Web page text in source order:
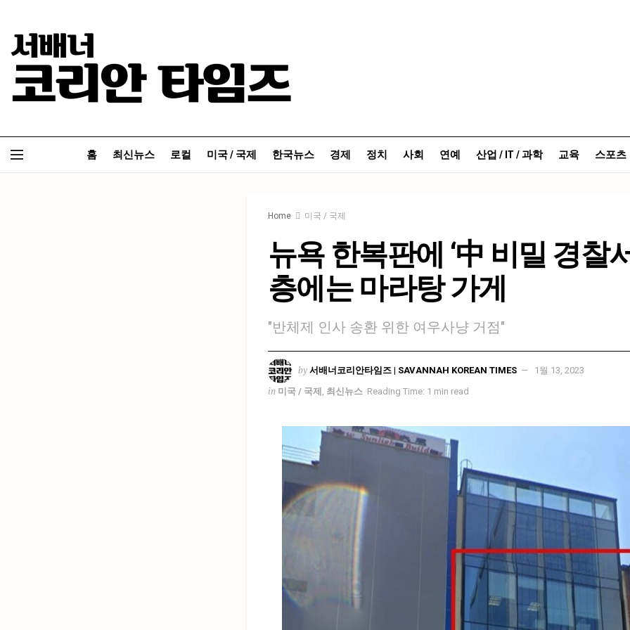
홈 최신뉴스 로컬 미국 / 국제 한국뉴스 경제 정치 사회 연예 산업 / IT / 과학 교육 스포츠
Home 미국 / 국제
뉴욕 한복판에 ‘中 비밀 경찰
층에는 마라탕 가게
"반체제 인사 송환 위한 여우사냥 거점"
by 서배너코리안타임즈 | SAVANNAH KOREAN TIMES 1월 13, 2023
in 미국 / 국제 최신뉴스 Reading Time: 1 min read